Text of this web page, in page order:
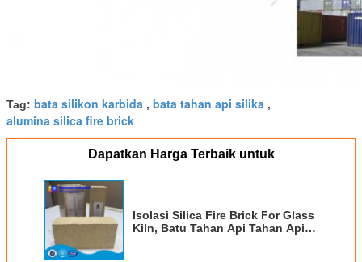
Tag: bata silikon karbida , bata tahan api silika ,
alumina silica fire brick
Dapatkan Harga Terbaik untuk
Isolasi Silica Fire Brick For Glass
Kiln, Batu Tahan Api Tahan Api